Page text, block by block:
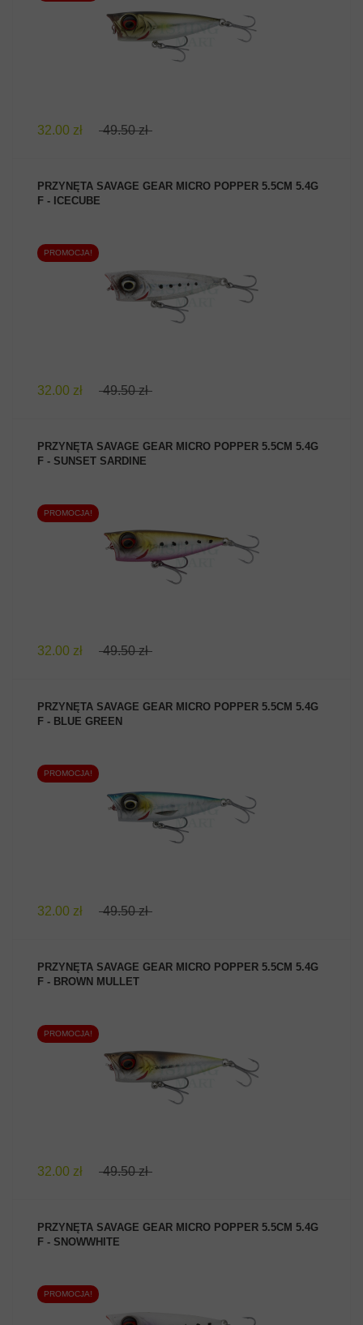
32.00 zł 49.50 zł
PRZYNĘTA SAVAGE GEAR MICRO POPPER 5.5CM 5.4G
F - ICECUBE
PROMOCJA!
32.00 zł 49.50 zł
PRZYNĘTA SAVAGE GEAR MICRO POPPER 5.5CM 5.4G
F - SUNSET SARDINE
ZOBACZ PRODUKT
PROMOCJA!
32.00 zł 49.50 zł
PRZYNĘTA SAVAGE GEAR MICRO POPPER 5.5CM 5.4G
F - BLUE GREEN
ZOBACZ PRODUKT
PROMOCJA!
32.00 zł 49.50 zł
PRZYNĘTA SAVAGE GEAR MICRO POPPER 5.5CM 5.4G
F - BROWN MULLET
ZOBACZ PRODUKT
PROMOCJA!
32.00 zł 49.50 zł
PRZYNĘTA SAVAGE GEAR MICRO POPPER 5.5CM 5.4G
F - SNOWWHITE
PROMOCJA!